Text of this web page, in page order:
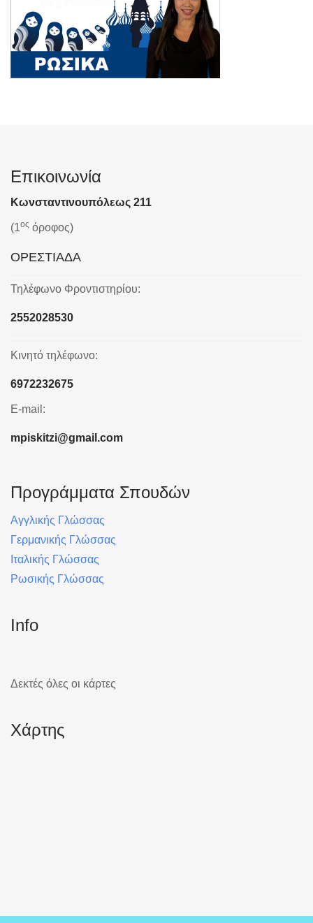
Επικοινωνία
Κωνσταντινουπόλεως 211
(1ος όροφος)
ΟΡΕΣΤΙΑΔΑ
Τηλέφωνο Φροντιστηρίου:
2552028530
Κινητό τηλέφωνο:
6972232675
E-mail:
mpiskitzi@gmail.com
Προγράμματα Σπουδών
Αγγλικής Γλώσσας
Γερμανικής Γλώσσας
Ιταλικής Γλώσσας
Ρωσικής Γλώσσας
Info
Δεκτές όλες οι κάρτες
Χάρτης